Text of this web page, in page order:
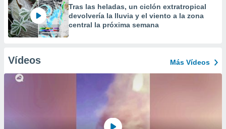
Tras las heladas, un ciclón extratropical
devolvería la lluvia y el viento a la zona
central la próxima semana
Vídeos Más Vídeos